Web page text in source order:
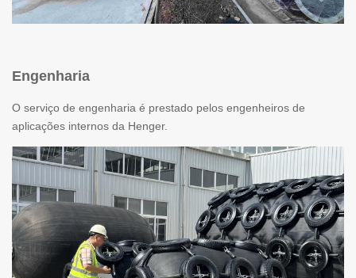
Engenharia
O serviço de engenharia é prestado pelos engenheiros de
aplicações internos da Henger.